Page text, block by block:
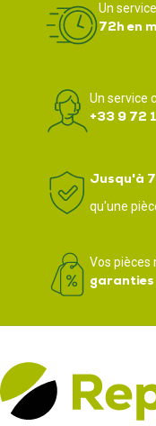
Un
72h en
Un service
+33 9 72
Jusqu'à
qu'une
Vos pièces
garanties